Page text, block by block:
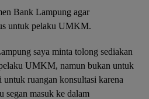
Bank Lampung agar
untuk pelaku UMKM.
saya minta tolong sediakan
UMKM, namun bukan untuk
ruangan konsultasi karena
masuk ke dalam